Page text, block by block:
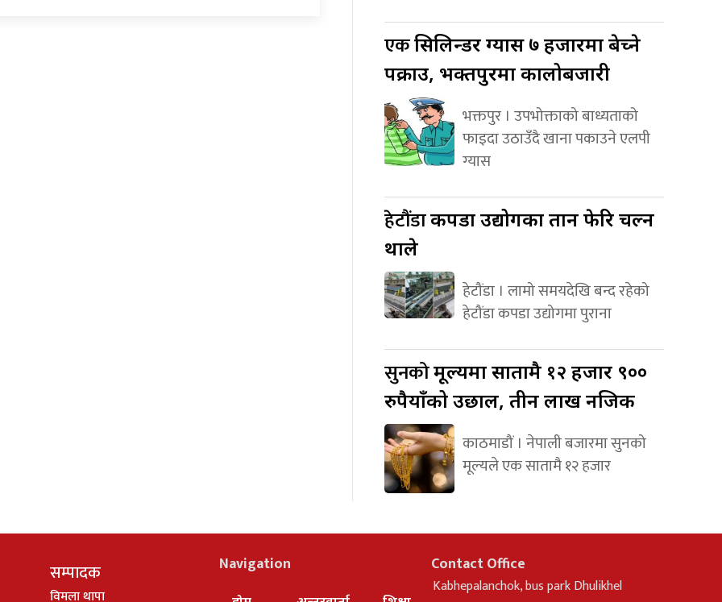
एकसिलिन्डर ग्यास ७ हजारमा बेच्ने
पक्राउ, भक्तपुरमा कालोबजारी
भक्तपुर । उपभोक्ताको बाध्यताको
फाइदा उठाउँदै खाना पकाउने एलपी
ग्यास
हेटौंडाकपडा उद्योगका तान फेरि चल्न
थाले
हेटौंडा । लामो समयदेखि बन्द रहेको
हेटौंडा कपडा उद्योगमा पुराना
सुनकोमूल्यमा सातामै १२ हजार ९००
रुपैयाँको उछाल, तीन लाख नजिक
काठमाडौं । नेपाली बजारमा सुनको
मूल्यले एक सातामै १२ हजार
सम्पादक
विमला थापा
Navigation Contact Office
Kabhepalanchok, bus park Dhulikhel